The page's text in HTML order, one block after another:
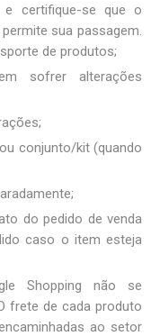
e certifique-se que o
sua passagem.
de produtos;
sofrer alterações
conjunto/kit (quando
do pedido de venda
caso o item esteja
Shopping não se
frete de cada produto
ao setor